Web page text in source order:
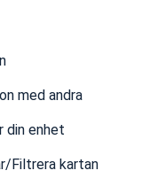
med andra
din enhet
Filtrera kartan